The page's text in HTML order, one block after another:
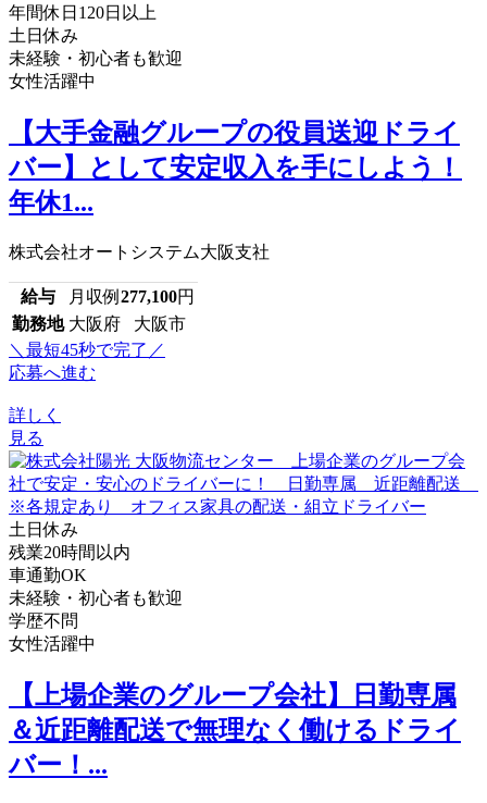
年間休日120日以上
土日休み
未経験・初心者も歓迎
女性活躍中
【大手金融グループの役員送迎ドライ
バー】として安定収入を手にしよう！
年休1...
株式会社オートシステム大阪支社
給与 月収例 277,100円
勤務地 大阪府 大阪市
＼最短45秒で完了／
応募へ進む
詳しく
見る
土日休み
残業20時間以内
車通勤OK
未経験・初心者も歓迎
学歴不問
女性活躍中
【上場企業のグループ会社】日勤専属
＆近距離配送で無理なく働けるドライ
バー！...